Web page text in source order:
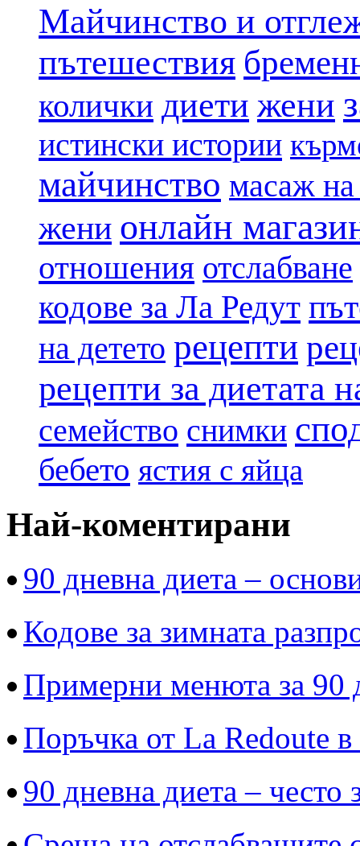
Майчинство и
пътешествия
колички диети жени
истински истории
майчинство масаж на
жени онлайн
отношения отслабване
кодове за Ла Редут
на детето рецепти
рецепти за диетата
семейство снимки
бебето ястия с яйца
Най-коментирани
90 дневна диета –
Кодове за зимната
Примерни менюта за 90
Поръчка от La Redoute
90 дневна диета – често